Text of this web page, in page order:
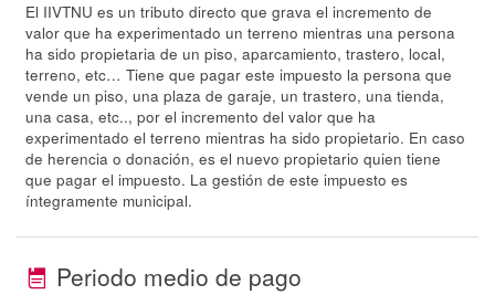
El IIVTNU es un tributo directo que grava el incremento de
valor que ha experimentado un terreno mientras una persona
ha sido propietaria de un piso, aparcamiento, trastero, local,
terreno, etc… Tiene que pagar este impuesto la persona que
vende un piso, una plaza de garaje, un trastero, una tienda,
una casa, etc.., por el incremento del valor que ha
experimentado el terreno mientras ha sido propietario. En caso
de herencia o donación, es el nuevo propietario quien tiene
que pagar el impuesto. La gestión de este impuesto es
íntegramente municipal.
Periodo medio de pago